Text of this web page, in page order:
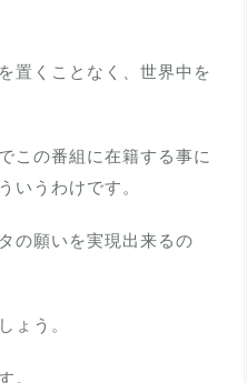
置くことなく、世界中を
この番組に在籍する事に
いうわけです。
の願いを実現出来るの
ょう。
。